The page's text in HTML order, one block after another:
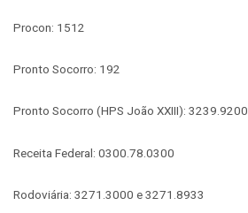
Procon: 1512
Pronto Socorro: 192
Pronto Socorro (HPS João XXIII): 3239.9200
Receita Federal: 0300.78.0300
Rodoviária: 3271.3000 e 3271.8933